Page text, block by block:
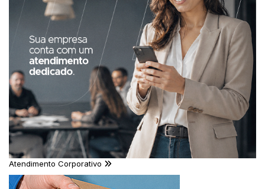
Atendimento Corporativo